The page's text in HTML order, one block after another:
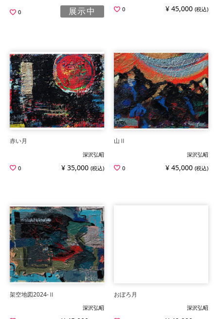
0 展示中
0
¥ 45,000 (税込)
赤い月
深沢弘昭
0
¥ 35,000 (税込)
山Ⅱ
深沢弘昭
0
¥ 45,000 (税込)
架空地図2024-Ⅱ
深沢弘昭
おぼろ月
深沢弘昭